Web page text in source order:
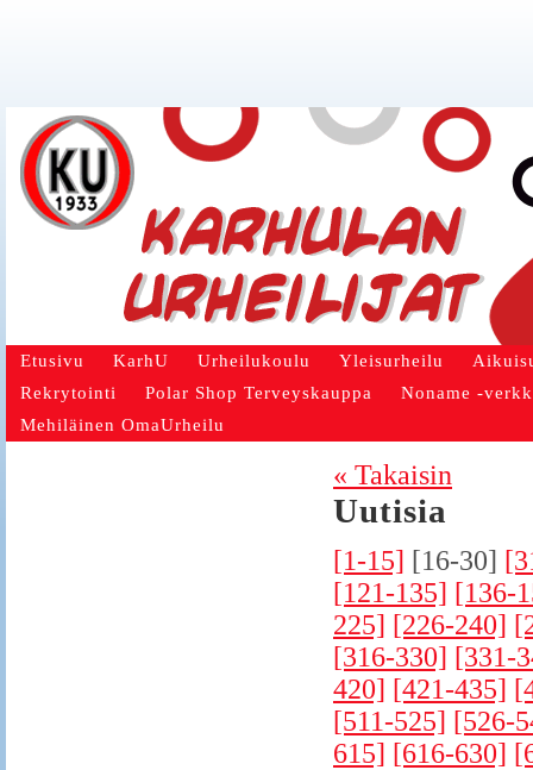
Etusivu KarhU Urheilukoulu Yleisurheilu
Rekrytointi
Polar Shop Terveyskauppa
Noname -
Mehiläinen OmaUrheilu
« Takaisin
Uutisia
[1-15] [16-30]
[121-135] [136-
225] [226-240]
[316-330] [331-
420] [421-435]
[511-525] [526-
615] [616-630]